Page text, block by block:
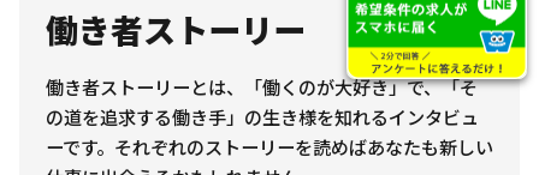
働き者ストーリー 一覧
働き者ストーリーとは、「働くのが大好き」で、「そ
の道を追求する働き手」の生き様を知れるインタビュ
ーです。それぞれのストーリーを読めばあなたも新しい